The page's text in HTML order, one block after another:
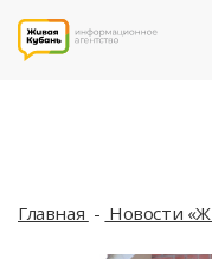
Главная Новости